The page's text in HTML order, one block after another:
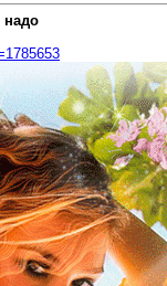
надо